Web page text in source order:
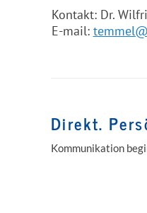
Kontakt: Dr.
E-mail:
Direkt.
Kommunikation